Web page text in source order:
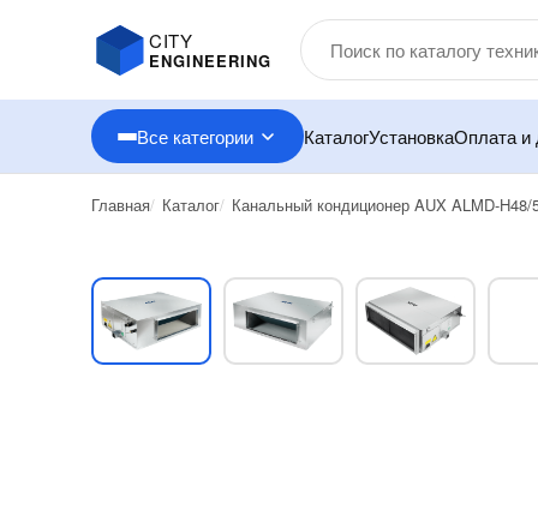
CITY
ENGINEERING
Все категории КаталогУстановкаОплата и
Главная Каталог Канальный кондиционер AUX ALMD-H48/